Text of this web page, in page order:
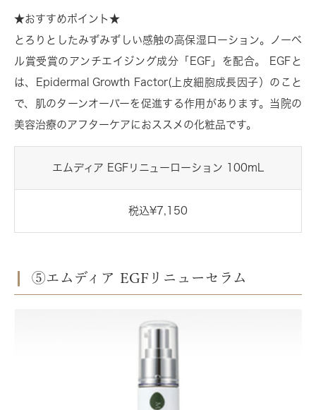
★おすすめポイント★
とろりとしたみずみずしい感触の高保湿ローション。ノーベ
ル賞受賞のアンチエイジング成分「EGF」を配合。 EGFと
は、Epidermal Growth Factor(上皮細胞成長因子）のこと
で、肌のターンオーバーを促進する作用があります。当院の
美容治療のアフターケアにおススメの化粧品です。
エムディア EGFリニューローション 100mL
税込¥7,150
⑤エムディア EGFリニューセラム